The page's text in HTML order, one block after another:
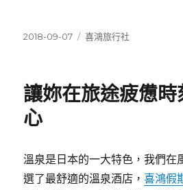
發
2018-09-07
分
喜鴻旅行社
讓妳在旅途疲憊
心
溫泉是日本的一大特色，我們在
選了最舒適的溫泉酒店，喜鴻假